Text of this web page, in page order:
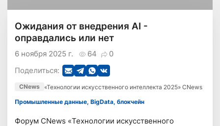
Ожидания от внедрения AI -
оправдались или нет
64 0
6 ноября 2025 г.
Поделиться:
CNews «Технологии искусственного интеллекта 2025» CNews
Промышленные данные, BigData, блокчейн
Форум CNews «Технологии искусственного